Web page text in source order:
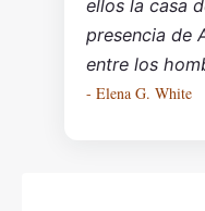
ellos la casa
presencia de
entre los
- Elena G. White